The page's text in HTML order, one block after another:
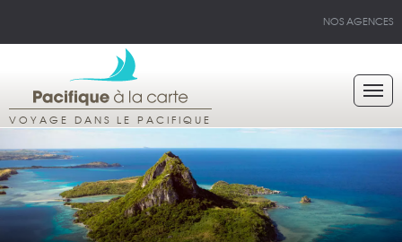
NOS AGENCES
VOYAGE DANS LE PACIFIQUE